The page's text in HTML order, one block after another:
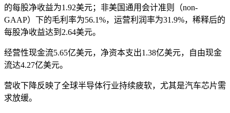
的每股净收益为1.92美元；非美国通用会计准则（non-
GAAP）下的毛利率为56.1%，运营利润率为31.9%，稀释后的
每股净收益达到2.64美元。
经营性现金流5.65亿美元，净资本支出1.38亿美元，自由现金
流达4.27亿美元。
营收下降反映了全球半导体行业持续疲软，尤其是汽车芯片需
求放缓。